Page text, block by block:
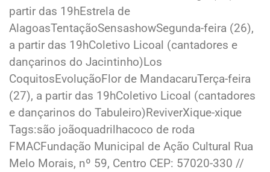
partir das 19hEstrela de
AlagoasTentaçãoSensashowSegunda-feira (26),
a partir das 19hColetivo Licoal (cantadores e
dançarinos do Jacintinho)Los
CoquitosEvoluçãoFlor de MandacaruTerça-feira
(27), a partir das 19hColetivo Licoal (cantadores
e dançarinos do Tabuleiro)ReviverXique-xique
Tags:são joãoquadrilhacoco de roda
FMACFundação Municipal de Ação Cultural Rua
Melo Morais, nº 59, Centro CEP: 57020-330 //